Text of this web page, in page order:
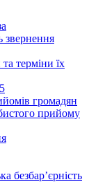
звернення
терміни їх
громадян
прийому
безбар’єрність